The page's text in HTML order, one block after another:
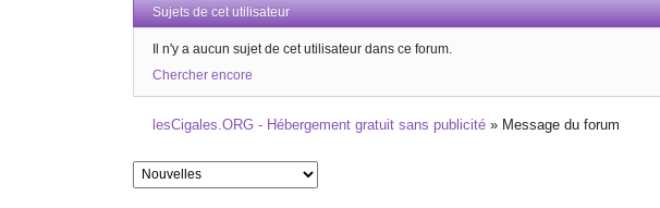
Sujets de cet utilisateur
Il n'y a aucun sujet de cet utilisateur dans ce forum.
Chercher encore
lesCigales.ORG - Hébergement gratuit sans publicité » Message du forum